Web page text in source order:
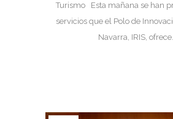
Turismo Esta mañana se han presentado los
servicios que el Polo de
Navarra, IRIS,